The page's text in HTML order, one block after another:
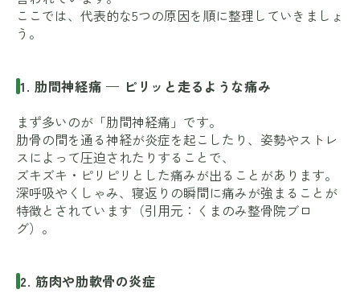
ここでは、代表的な5つの原因を順に整理していきましょ
う。
1. 肋間神経痛 — ピリッと走るような痛み
まず多いのが「肋間神経痛」です。
肋骨の間を通る神経が炎症を起こしたり、姿勢やストレ
スによって圧迫されたりすることで、
ズキズキ・ピリピリとした痛みが出ることがあります。
深呼吸やくしゃみ、寝返りの瞬間に痛みが強まることが
特徴とされています（引用元： くまのみ整骨院ブロ
グ）。
2. 筋肉や肋軟骨の炎症